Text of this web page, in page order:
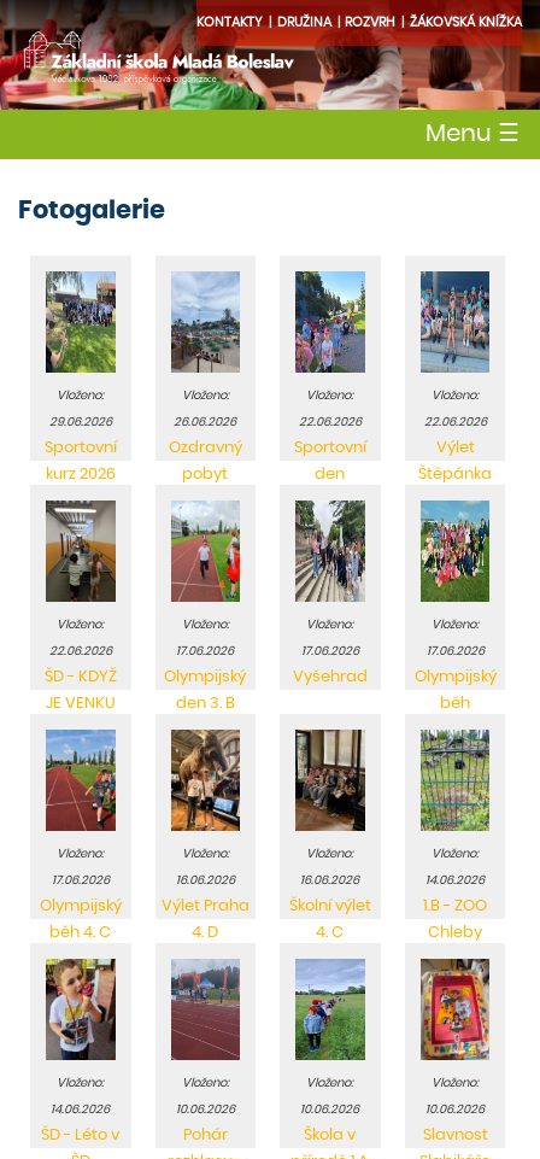
ŽÁKOVSKÁ KNÍŽKA
ROZVRH
DRUŽINA
KONTAKTY
Menu ☰
Fotogalerie
Vloženo:
29.06.2026
Sportovní
kurz 2026
Vloženo:
26.06.2026
Ozdravný
pobyt
Španělsko
Vloženo:
22.06.2026
Sportovní
den
Vloženo:
22.06.2026
Výlet
Štěpánka
Vloženo:
22.06.2026
ŠD - KDYŽ
JE VENKU
HORKO
Vloženo:
17.06.2026
Olympijský
den 3. B
Vloženo:
17.06.2026
Vyšehrad
Vloženo:
17.06.2026
Olympijský
běh
Vloženo:
17.06.2026
Olympijský
běh 4. C
Vloženo:
16.06.2026
Výlet Praha
4. D
Vloženo:
16.06.2026
Školní výlet
4. C
Vloženo:
14.06.2026
1.B - ZOO
Chleby
Vloženo:
14.06.2026
ŠD - Léto v
Vloženo:
10.06.2026
Pohár
Vloženo:
10.06.2026
Škola v
Vloženo:
10.06.2026
Slavnost